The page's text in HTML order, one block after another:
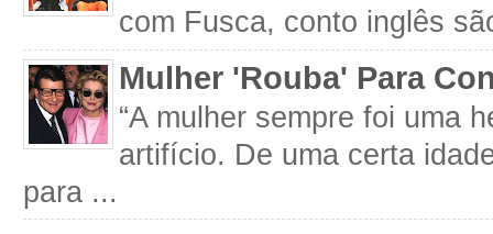
com Fusca, conto inglês
Mulher 'Rouba' Para
“A mulher sempre foi uma
artifício. De uma certa
para ...